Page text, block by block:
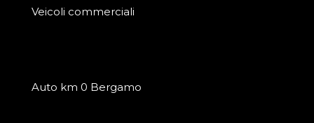
Veicoli commerciali
Auto km 0 Bergamo